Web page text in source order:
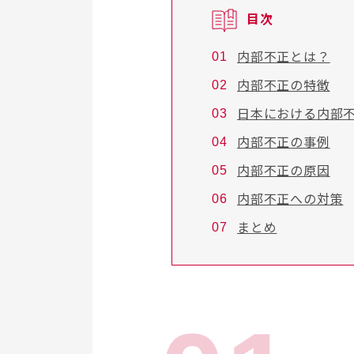
目次
内部不正とは？
内部不正の特徴
日本における内部
内部不正の事例
内部不正の原因
内部不正への対策
まとめ